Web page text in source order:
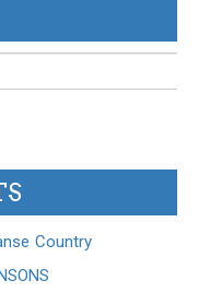
Country